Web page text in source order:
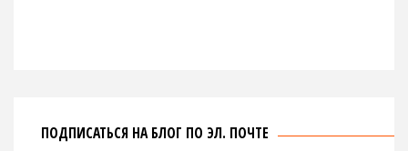
ПОДПИСАТЬСЯ НА БЛОГ ПО ЭЛ. ПОЧТЕ